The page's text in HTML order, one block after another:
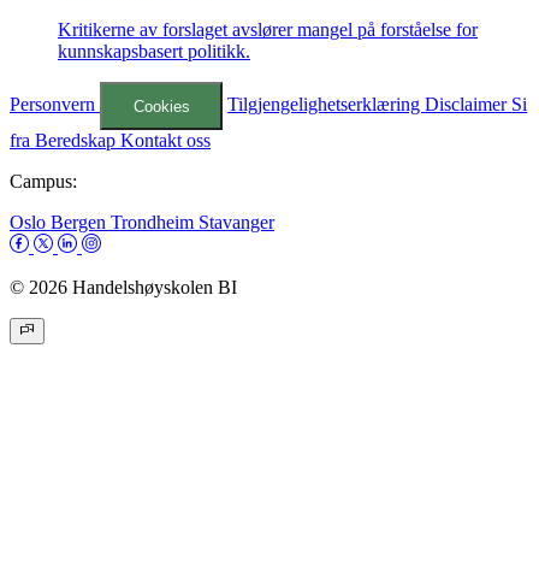
Kritikerne av forslaget avslører mangel på forståelse for
kunnskapsbasert politikk.
Personvern Cookies TilgjengelighetserklæringDisclaimer Si
fra Beredskap Kontakt oss
Campus:
Oslo Bergen Trondheim Stavanger
© 2026 Handelshøyskolen BI